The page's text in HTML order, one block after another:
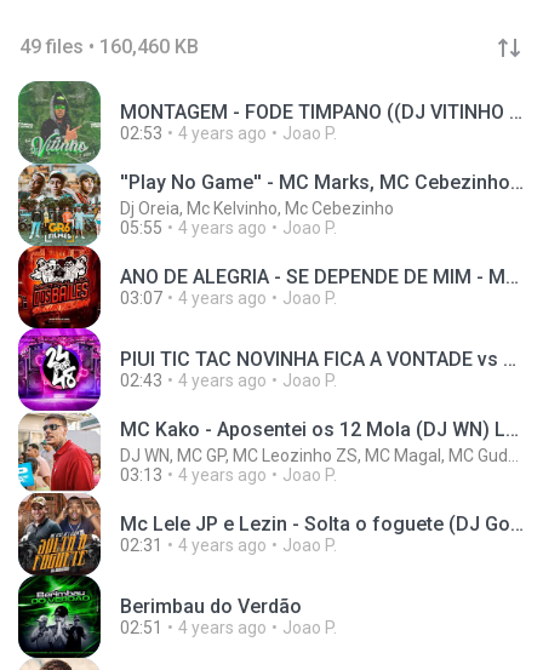
49 files • 160,460 KB
MONTAGEM - FODE TIMPANO ((DJ VITINHO BEAT))
02:53 4 years ago Joao P.
''Play No Game'' - MC Marks, MC Cebezinho, MC Kelvinho e MC Kako (GR6 Explode) DJ Oreia
Dj Oreia, Mc Kelvinho, Mc Cebezinho
05:55
4 years ago Joao P.
ANO DE ALEGRIA - SE DEPENDE DE MIM - MC Delux (DJ TK)
03:07 4 years ago Joao P.
PIUI TIC TAC NOVINHA FICA A VONTADE vs DESCE COM A PERERECA - MC RD e MC Vuk Vuk (DJ Fury)
02:43 4 years ago Joao P.
MC Kako - Aposentei os 12 Mola (DJ WN) Lançamento 2022
03:13
4 years ago Joao P.
Mc Lele JP e Lezin - Solta o foguete (DJ Gordinho)
02:31 4 years ago Joao P.
Berimbau do Verdão
02:51 4 years ago Joao P.